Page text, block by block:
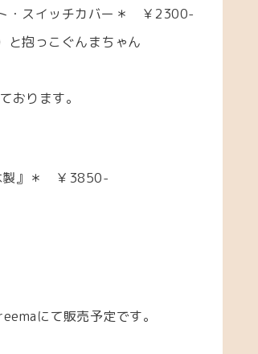
・スイッチカバー＊ ￥2300-
抱っこぐんまちゃん
おります。
製』＊ ￥3850-
にて販売予定です。